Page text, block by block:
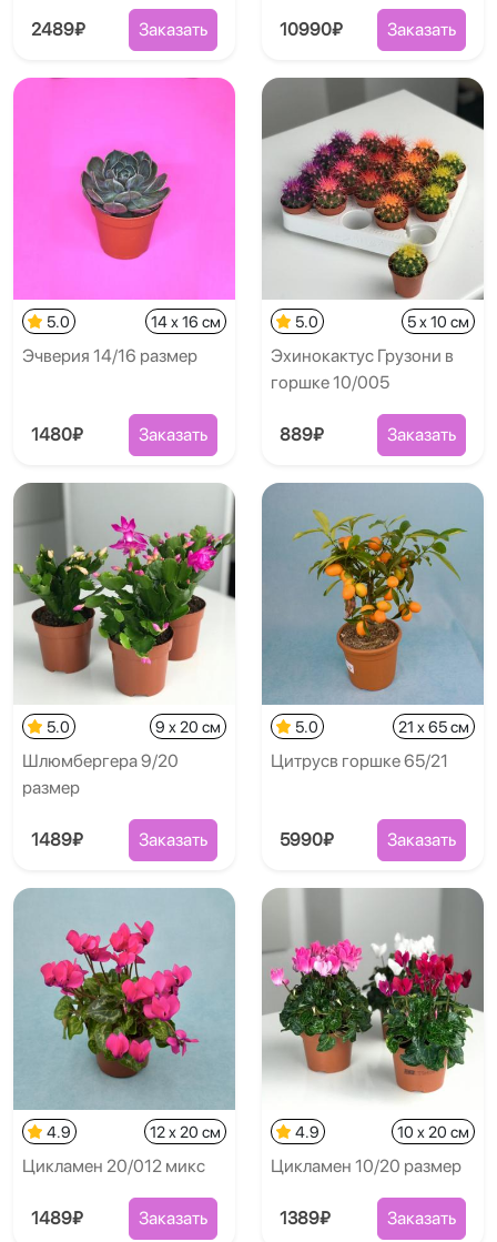
2489₽ Заказать 10990₽ Заказать
5.0 14 x 16 см
Эчверия 14/16 размер
1480₽ Заказать
5.0 5 x 10 см
Эхинокактус Грузони в
горшке 10/005
889₽ Заказать
5.0 9 x 20 см
Шлюмбергера 9/20
размер
1489₽ Заказать
5.0 21 x 65 см
Цитрусв горшке 65/21
5990₽ Заказать
4.9 12 x 20 см
Цикламен 20/012 микс
1489₽ Заказать
4.9 10 x 20 см
Цикламен 10/20 размер
1389₽ Заказать